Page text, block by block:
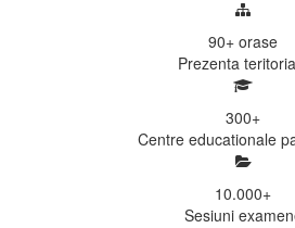
90+ orase
Prezenta
300+
Centre educationale
10.000+
Sesiuni